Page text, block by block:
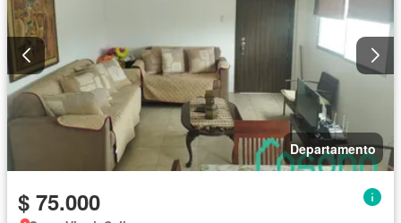
Completamente amoblado
Departamento
$ 75.000